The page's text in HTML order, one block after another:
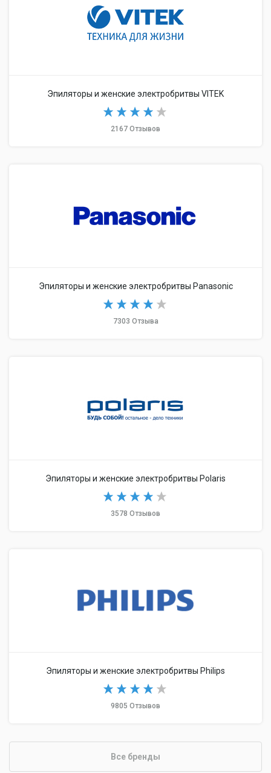
Эпиляторы и женские электробритвы VITEK
2167 Отзывов
Эпиляторы и женские электробритвы Panasonic
7303 Отзыва
Эпиляторы и женские электробритвы Polaris
3578 Отзывов
Эпиляторы и женские электробритвы Philips
9805 Отзывов
Все бренды